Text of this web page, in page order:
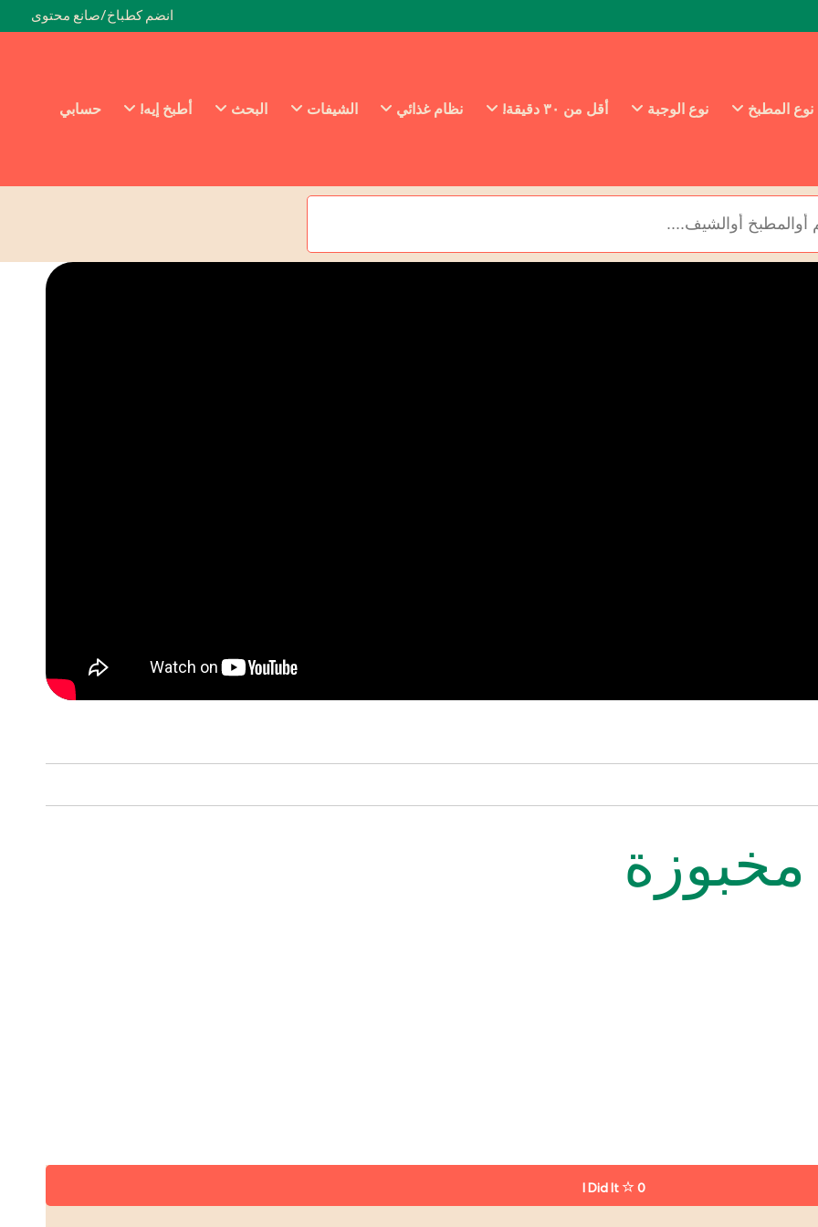
انضم كطباخ/صانع محتوى
نوع المطبخ نوع الوجبة أقل من ٣٠ دقيقة! نظام غذائي الشيفات البحث أطبخ إيه! حسابي
مخبوزة
I Did It 0